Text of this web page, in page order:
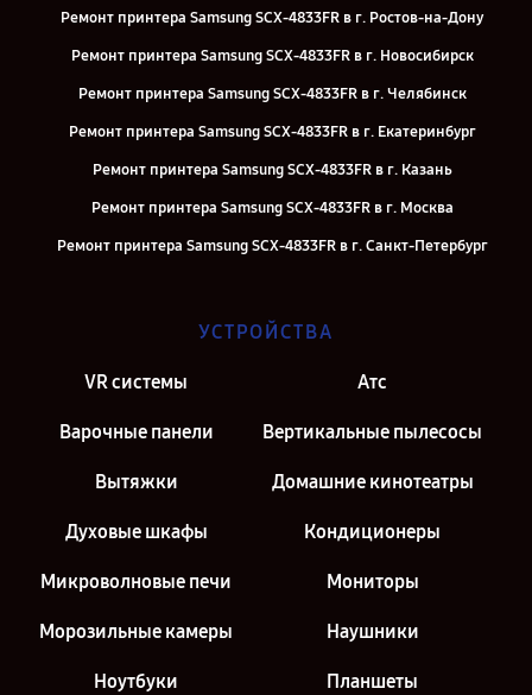
Ремонт принтера Samsung SCX-4833FR в г. Ростов-на-Дону
Ремонт принтера Samsung SCX-4833FR в г. Новосибирск
Ремонт принтера Samsung SCX-4833FR в г. Челябинск
Ремонт принтера Samsung SCX-4833FR в г. Екатеринбург
Ремонт принтера Samsung SCX-4833FR в г. Казань
Ремонт принтера Samsung SCX-4833FR в г. Москва
Ремонт принтера Samsung SCX-4833FR в г. Санкт-Петербург
УСТРОЙСТВА
VR системы Атс
Варочные панели Вертикальные пылесосы
Вытяжки Домашние кинотеатры
Духовые шкафы Кондиционеры
Микроволновые печи Мониторы
Морозильные камеры Наушники
Ноутбуки Планшеты